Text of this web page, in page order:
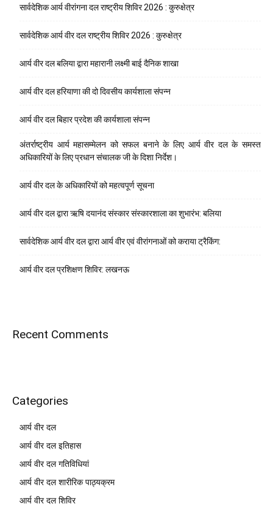
सार्वदेशिक आर्य वीरांगना दल राष्ट्रीय शिविर 2026 : कुरुक्षेत्र
सार्वदेशिक आर्य वीर दल राष्ट्रीय शिविर 2026 : कुरुक्षेत्र
आर्य वीर दल बलिया द्वारा महारानी लक्ष्मी बाई दैनिक शाखा
आर्य वीर दल हरियाणा की दो दिवसीय कार्यशाला संपन्न
आर्य वीर दल बिहार प्रदेश की कार्यशाला संपन्न
अंतर्राष्ट्रीय आर्य महासम्मेलन को सफल बनाने के लिए आर्य वीर दल के समस्त
अधिकारियों के लिए प्रधान संचालक जी के दिशा निर्देश।
आर्य वीर दल के अधिकारियों को महत्वपूर्ण सूचना
आर्य वीर दल द्वारा ऋषि दयानंद संस्कार संस्कारशाला का शुभारंभ: बलिया
सार्वदेशिक आर्य वीर दल द्वारा आर्य वीर एवं वीरांगनाओं को कराया ट्रैकिंग:
आर्य वीर दल प्रशिक्षण शिविर: लखनऊ
Recent Comments
Categories
आर्य वीर दल
आर्य वीर दल इतिहास
आर्य वीर दल गतिविधियां
आर्य वीर दल शारीरिक पाठ्यक्रम
आर्य वीर दल शिविर